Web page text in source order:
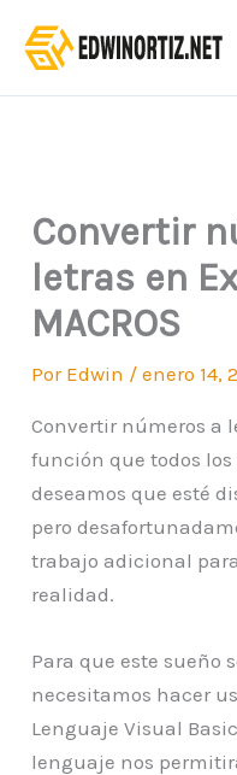
Convertir
letras en
MACROS
Por Edwin /enero 14,
Convertir números a
función que todos
deseamos que esté
pero
trabajo adicional
realidad.
Para que este sueño
necesitamos hacer
Lenguaje Visual
lenguaje nos